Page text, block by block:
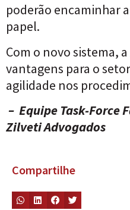
poderão encaminhar
papel.
Com o novo sistema,
vantagens para o
agilidade nos
– Equipe Task-Force
Zilveti Advogados
Compartilhe